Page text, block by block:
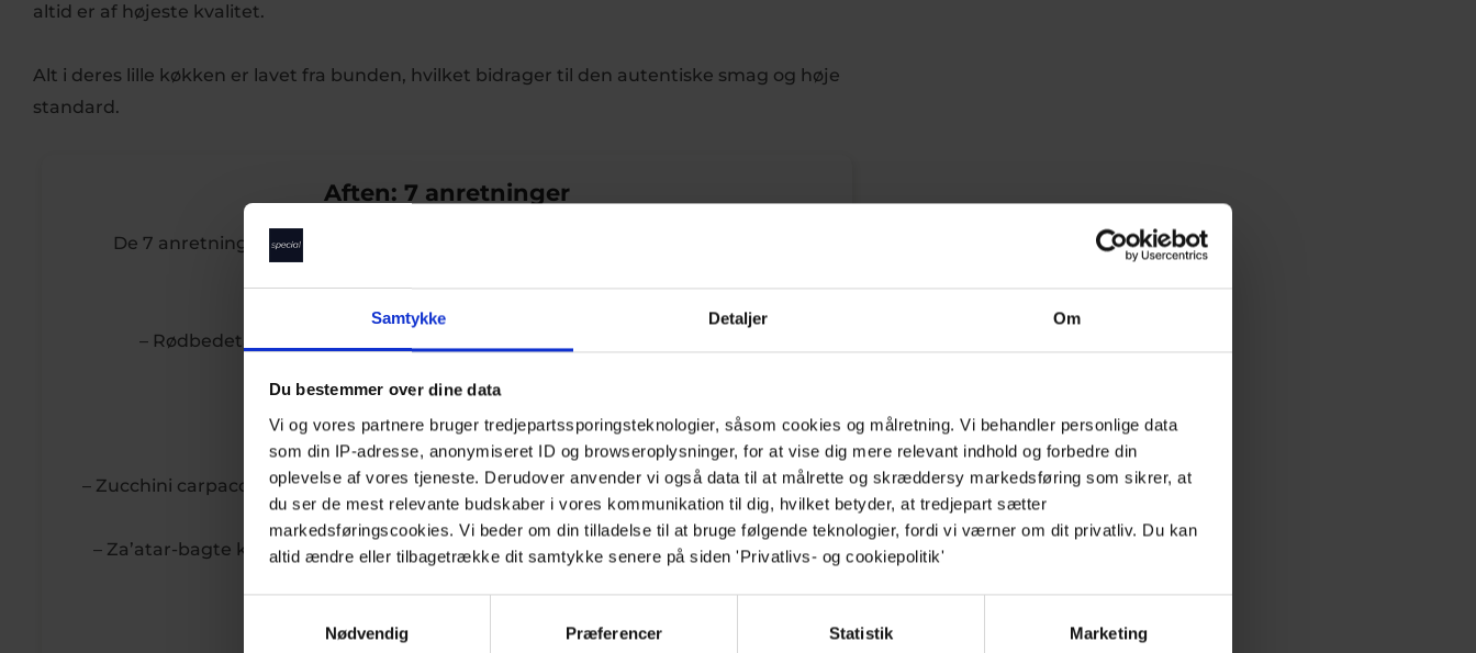
Samtykke Detaljer Om
Du bestemmer over dine data
Vi og vores partnere bruger tredjepartssporingsteknologier, såsom cookies og målretning. Vi behandler personlige data
som din IP-adresse, anonymiseret ID og browseroplysninger, for at vise dig mere relevant indhold og forbedre din
oplevelse af vores tjeneste. Derudover anvender vi også data til at målrette og skræddersy markedsføring som sikrer, at
du ser de mest relevante budskaber i vores kommunikation til dig, hvilket betyder, at tredjepart sætter
markedsføringscookies. Vi beder om din tilladelse til at bruge følgende teknologier, fordi vi værner om dit privatliv. Du kan
altid ændre eller tilbagetrække dit samtykke senere på siden 'Privatlivs- og cookiepolitik'
Nødvendig Præferencer Statistik Marketing
altid er af højeste kvalitet.
Alt i deres lille køkken er lavet fra bunden, hvilket bidrager til den autentiske smag og høje
standard.
Aften: 7 anretninger
De 7 anretninger á 4 serveringer skifter med sæsonen og består lige nu af:
1. servering
– Rødbedetatar med estragonemulsion, sprød hvidløg og purløgsolie
2. servering
– Zucchini carpaccio med ristet hvidløg- og citronemulsion, syltede sennepsfrø og
– Za’atar-bagte knuste kartofler med zucchini-baba ganoush, zhoug og sprøde
3. servering